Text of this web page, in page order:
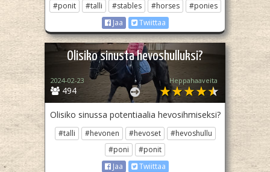
#ponit
#talli #stables #horses
#ponies
Jaa
Twiittaa
Olisiko sinusta hevoshulluksi?
494
2024-02-23 Heppahaaveita
Olisiko sinussa potentiaalia hevosihmiseksi?
#talli #hevonen #hevoset
#hevoshullu
#poni
#ponit
Jaa
Twiittaa